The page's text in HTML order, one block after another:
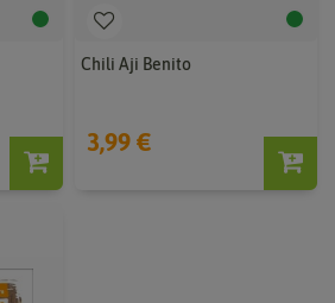
Chili Aji Benito
3,99 €